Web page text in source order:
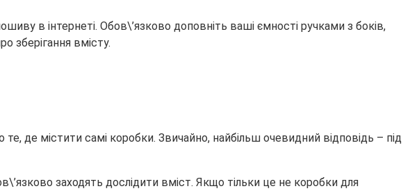
в інтернеті. Обов\’язково доповніть ваші ємності ручками з боків,
зберігання вмісту.
де містити самі коробки. Звичайно, найбільш очевидний відповідь – під
заходять дослідити вміст. Якщо тільки це не коробки для